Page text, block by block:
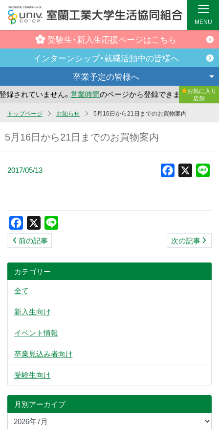
ン
コ
受験生・新入生応援ページはこちら
インターンシップ・就職活動中の皆様へ
卒業予定の皆様へ
されていません。営業時間のページから登録できます。 ま
お気に入り
店舗
MENU
トップページ お知らせ 5月16日から21日までのお買物案内
5月16日から21日までのお買物案内
2017/05/13 Facebook
Facebook
前の記事 次の記事
カテゴリー
全て
新入生向け
イベント情報
卒業見込み者向け
受験生向け
月別アーカイブ